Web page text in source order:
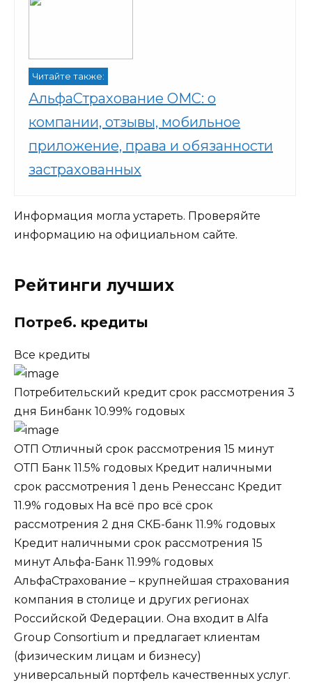
Читайте также:
АльфаСтрахование ОМС: о
компании, отзывы, мобильное
приложение, права и обязанности
застрахованных
Информация могла устареть. Проверяйте
информацию на официальном сайте.
Рейтинги лучших
Потреб. кредиты
Все кредиты
Потребительский кредит срок рассмотрения 3
дня Бинбанк 10.99% годовых
ОТП Отличный срок рассмотрения 15 минут
ОТП Банк 11.5% годовых Кредит наличными
срок рассмотрения 1 день Ренессанс Кредит
11.9% годовых На всё про всё срок
рассмотрения 2 дня СКБ-банк 11.9% годовых
Кредит наличными срок рассмотрения 15
минут Альфа-Банк 11.99% годовых
АльфаСтрахование – крупнейшая страхования
компания в столице и других регионах
Российской Федерации. Она входит в Alfa
Group Consortium и предлагает клиентам
(физическим лицам и бизнесу)
универсальный портфель качественных услуг.